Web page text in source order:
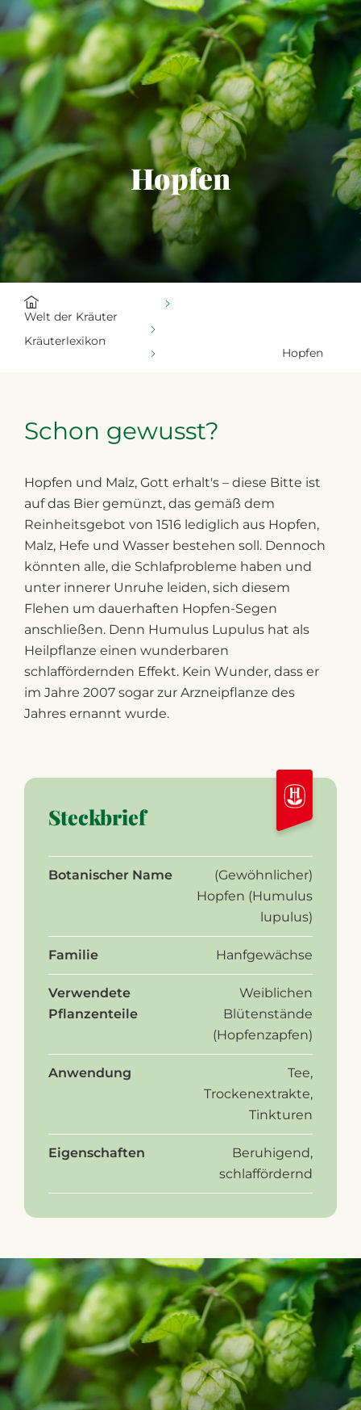
springen
Hopfen
Welt der Kräuter
Kräuterlexikon
Hopfen
Schon gewusst?
Hopfen und Malz, Gott erhalt's – diese Bitte ist
auf das Bier gemünzt, das gemäß dem
Reinheitsgebot von 1516 lediglich aus Hopfen,
Malz, Hefe und Wasser bestehen soll. Dennoch
könnten alle, die Schlafprobleme haben und
unter innerer Unruhe leiden, sich diesem
Flehen um dauerhaften Hopfen-Segen
anschließen. Denn Humulus Lupulus hat als
Heilpflanze einen wunderbaren
schlaffördernden Effekt. Kein Wunder, dass er
im Jahre 2007 sogar zur Arzneipflanze des
Jahres ernannt wurde.
Steckbrief
Botanischer Name
(Gewöhnlicher)
Hopfen (Humulus
lupulus)
Familie Hanfgewächse
Verwendete
Pflanzenteile
Weiblichen
Blütenstände
(Hopfenzapfen)
Anwendung
Tee,
Trockenextrakte,
Tinkturen
Eigenschaften
Beruhigend,
schlaffördernd